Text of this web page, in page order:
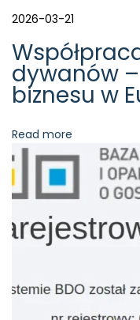
l
a
c
z
e
o
k
r
y
t
a
2026-03-21
dywanów
biznesu w
Read more